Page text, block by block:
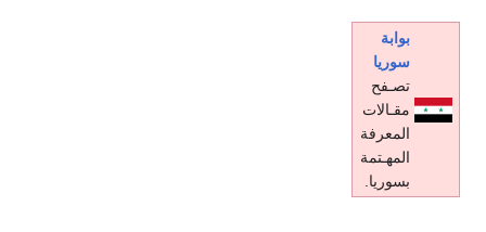
بوابة
سوريا
تصـفح
مقـالات
المعرفة
المهـتمة
بسوريا.